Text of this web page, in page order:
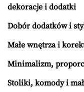
dekoracje i dodatki
Dobór dodatków i
Małe wnętrza i
Minimalizm,
Stoliki, komody i